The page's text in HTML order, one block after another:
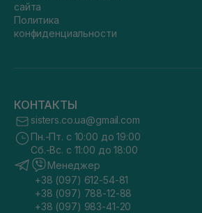
сайта
Политика
конфиденциальности
КОНТАКТЫ
sisters.co.ua@gmail.com
Пн.-Пт. с 10:00 до 19:00
Сб.-Вс. с 11:00 до 18:00
Менеджер
+38 (097) 612-54-81
+38 (097) 788-12-88
+38 (097) 983-41-20